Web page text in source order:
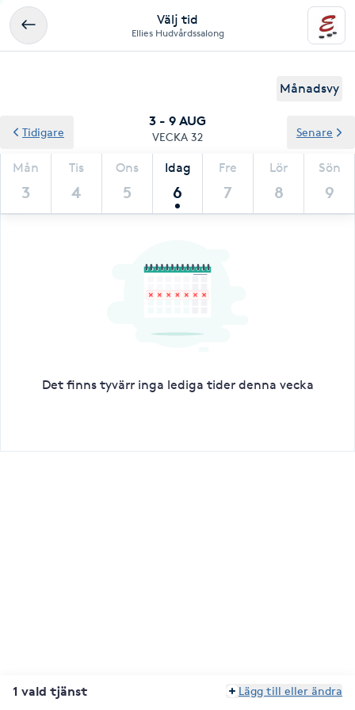
Välj tid
Ellies Hudvårdssalong
Månadsvy
3 - 9 AUG
VECKA 32
Mån
3
Tis
4
Ons
5
Idag
6
Fre
7
Lör
8
Sön
9
Tidigare Senare
Det finns tyvärr inga lediga tider denna vecka
1 vald tjänst Lägg till eller ändra